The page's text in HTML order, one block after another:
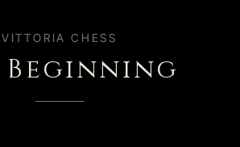
VITTORIA CHESS
Beginning